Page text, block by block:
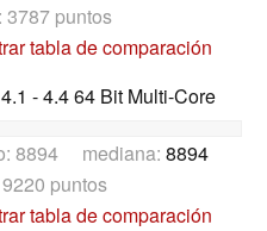
puntos
tabla de comparación
- 4.4 64 Bit Multi-Core
8894 mediana: 8894
puntos
tabla de comparación